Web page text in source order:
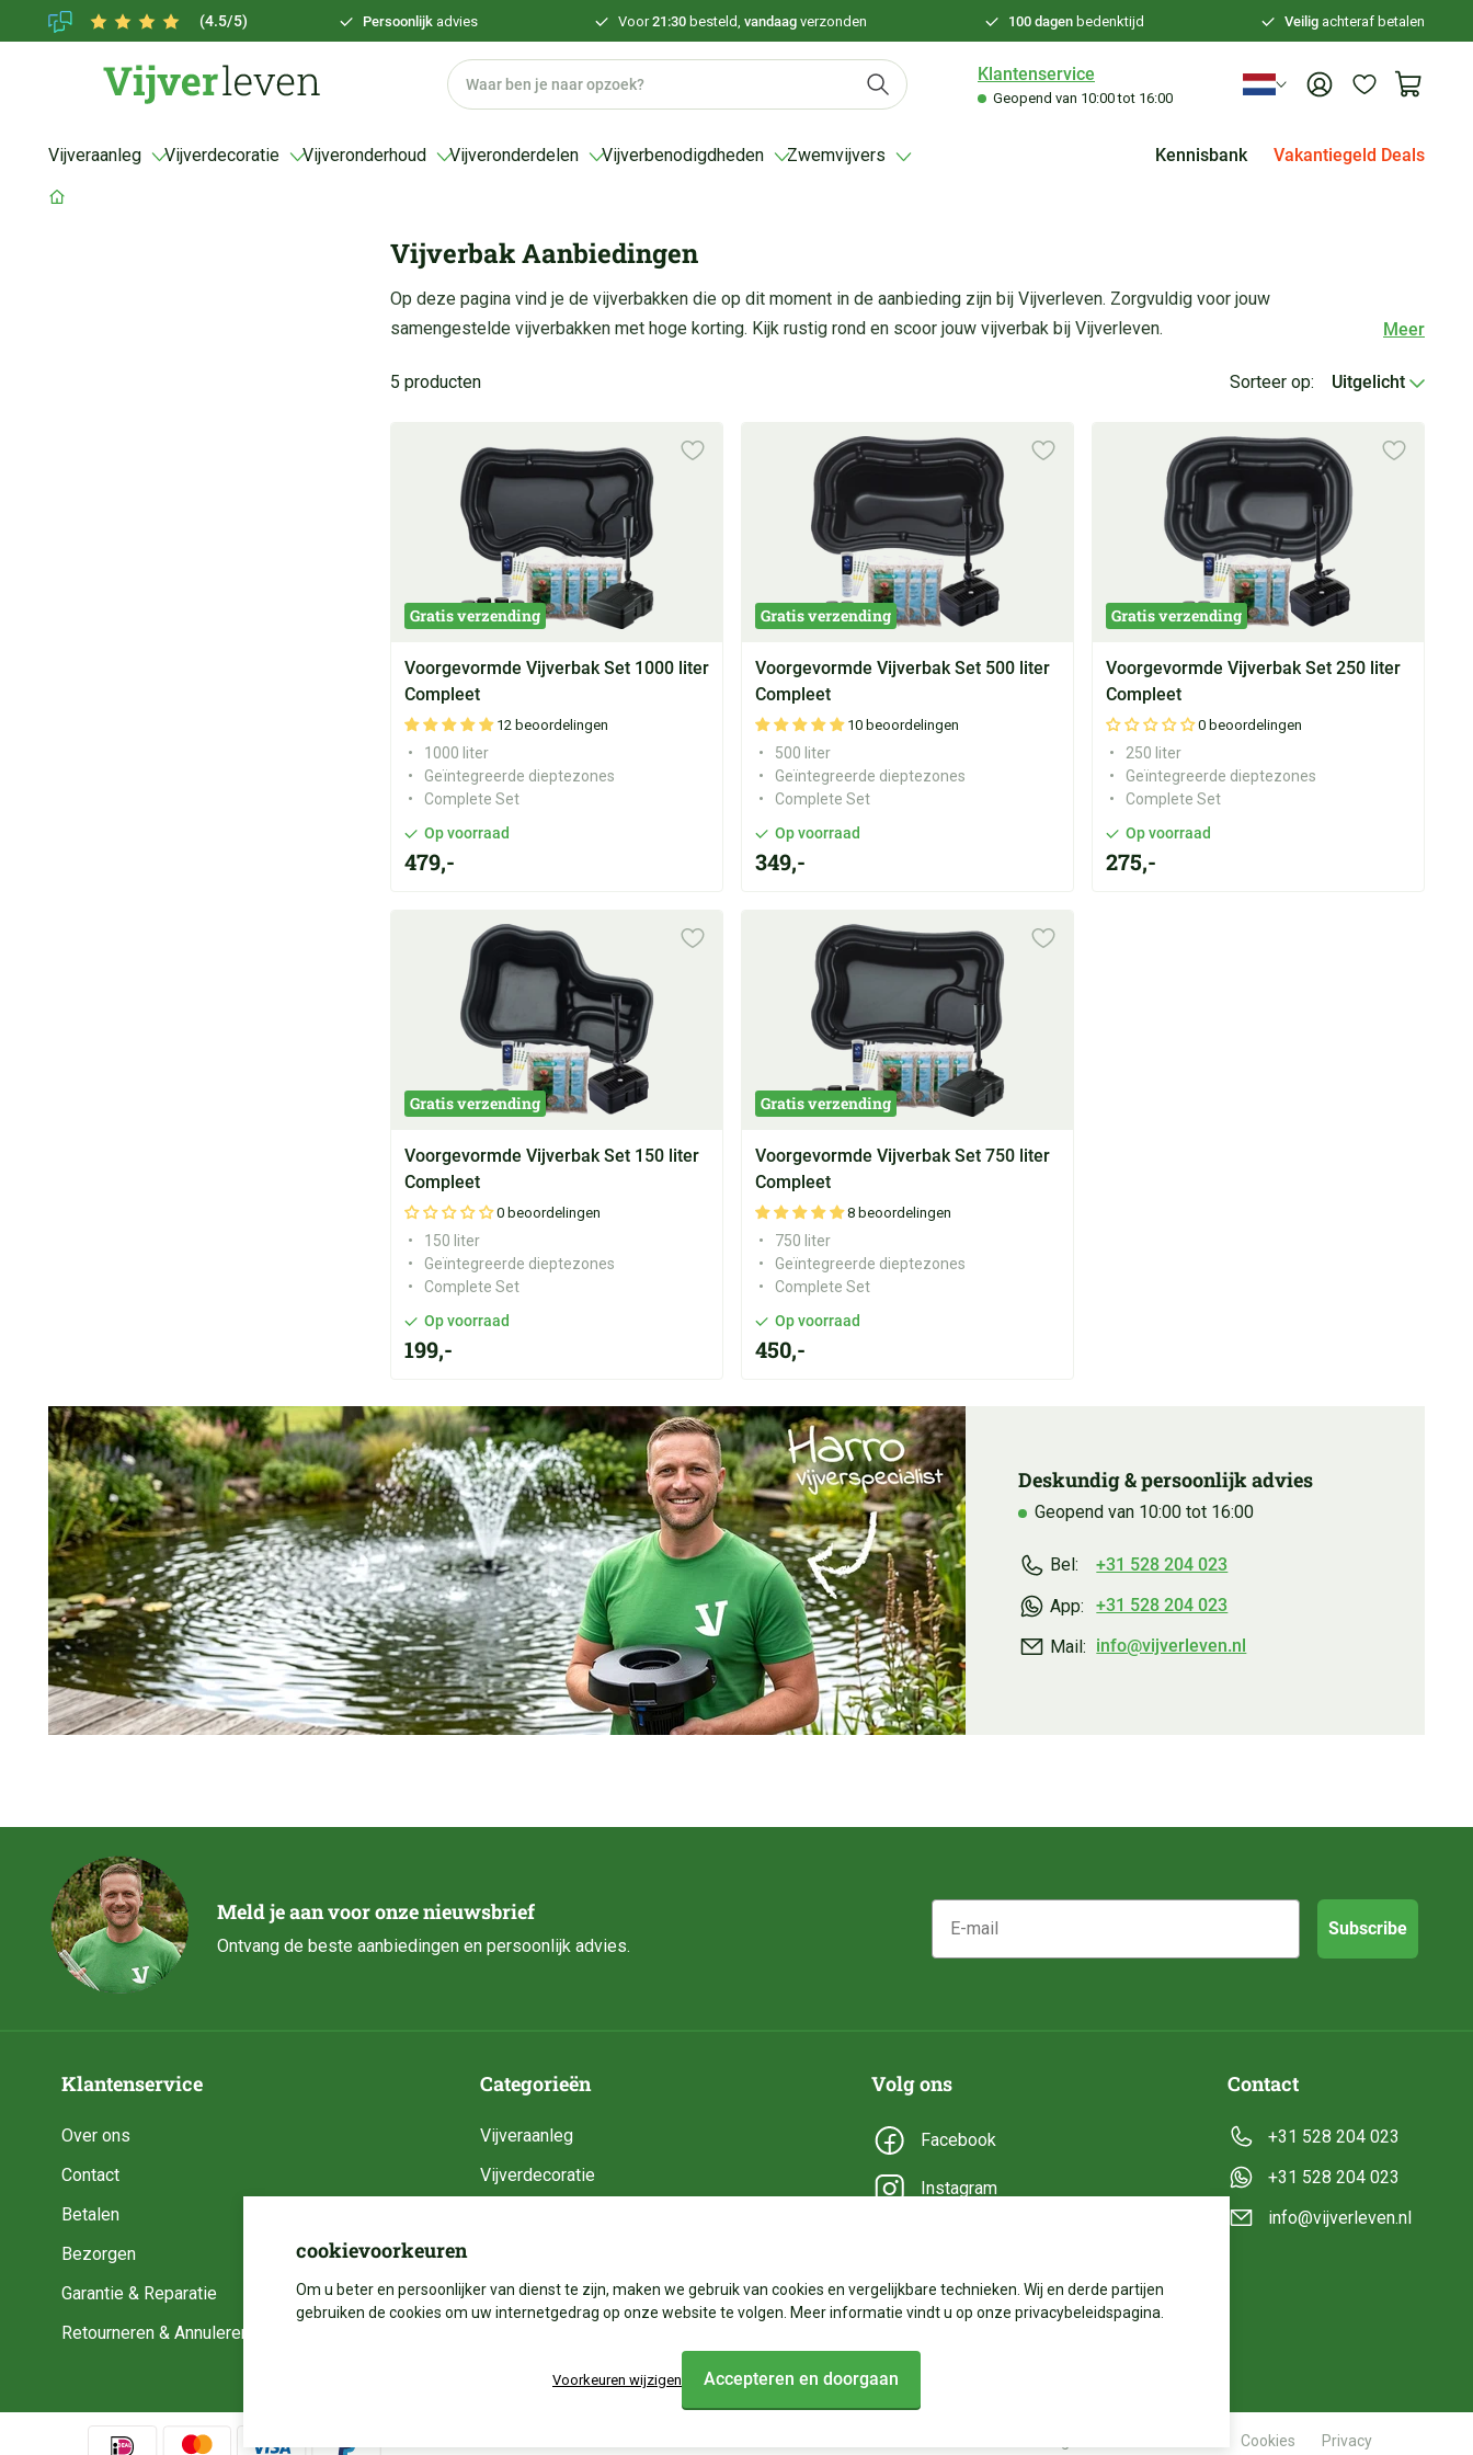
(4.5/5) Persoonlijk advies Voor21:30 besteld,vandaagverzonden 100 dagenbedenktijd Veiligachteraf betalen
Klantenservice
Geopend van 10:00 tot 16:00
Vijveraanleg Vijverdecoratie Vijveronderhoud Vijveronderdelen Vijverbenodigdheden Zwemvijvers Kennisbank Vakantiegeld Deals
Vijverbak Aanbiedingen
Op deze pagina vind je de vijverbakken die op dit moment in de aanbieding zijn bij Vijverleven. Zorgvuldig voor jouw
samengestelde vijverbakken met hoge korting. Kijk rustig rond en scoor jouw vijverbak bij Vijverleven.
Meer
5 producten Sorteer op: Uitgelicht
Gratis verzending
Voorgevormde Vijverbak Set 1000 liter
Compleet
12 beoordelingen
1000 liter
Geïntegreerde dieptezones
Complete Set
Op voorraad
479,-
Gratis verzending
Voorgevormde Vijverbak Set 500 liter
Compleet
10 beoordelingen
500 liter
Geïntegreerde dieptezones
Complete Set
Op voorraad
349,-
Gratis verzending
Voorgevormde Vijverbak Set 250 liter
Compleet
0 beoordelingen
250 liter
Geïntegreerde dieptezones
Complete Set
Op voorraad
275,-
Gratis verzending
Voorgevormde Vijverbak Set 150 liter
Compleet
0 beoordelingen
150 liter
Geïntegreerde dieptezones
Complete Set
Op voorraad
199,-
Gratis verzending
Voorgevormde Vijverbak Set 750 liter
Compleet
8 beoordelingen
750 liter
Geïntegreerde dieptezones
Complete Set
Op voorraad
450,-
Deskundig & persoonlijk advies
Geopend van 10:00 tot 16:00
Bel: +31 528 204 023
App: +31 528 204 023
Mail: info@vijverleven.nl
Meld je aan voor onze nieuwsbrief
Ontvang de beste aanbiedingen en persoonlijk advies.
E-mail
Subscribe
Klantenservice
Over ons
Contact
Betalen
Bezorgen
Garantie & Reparatie
Retourneren & Annuleren
Categorieën
Vijveraanleg
Vijverdecoratie
Vijverbenodigdheden
Volg ons
Facebook
Instagram
Contact
+31 528 204 023
+31 528 204 023
info@vijverleven.nl
Cookies Privacy
cookievoorkeuren
Om u beter en persoonlijker van dienst te zijn, maken we gebruik van cookies en vergelijkbare technieken. Wij en derde partijen
gebruiken de cookies om uw internetgedrag op onze website te volgen. Meer informatie vindt u op onze privacybeleidspagina.
Voorkeuren wijzigen Accepteren en doorgaan